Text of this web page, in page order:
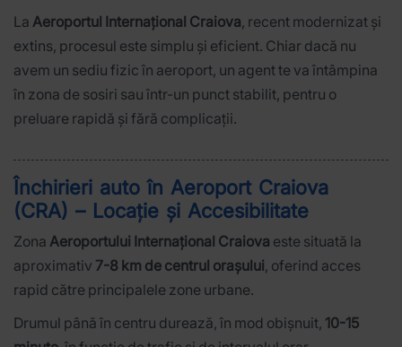
La Aeroportul Internațional Craiova, recent modernizat și
extins, procesul este simplu și eficient. Chiar dacă nu
avem un sediu fizic în aeroport, un agent te va întâmpina
în zona de sosiri sau într-un punct stabilit, pentru o
preluare rapidă și fără complicații.
Închirieri auto în Aeroport Craiova
(CRA) – Locație și Accesibilitate
Zona Aeroportului Internațional Craiova este situată la
aproximativ 7-8 km de centrul orașului, oferind acces
rapid către principalele zone urbane.
Drumul până în centru durează, în mod obișnuit, 10-15